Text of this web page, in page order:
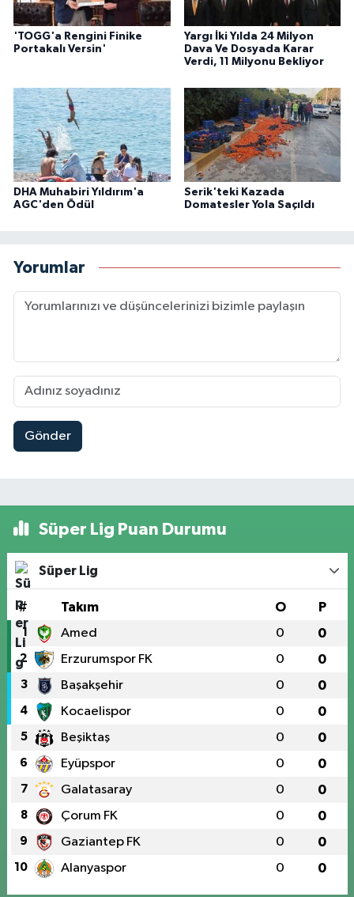
'TOGG'a Rengini Finike
Portakalı Versin'
Yargı İki Yılda 24 Milyon
Dava Ve Dosyada Karar
Verdi, 11 Milyonu Bekliyor
DHA Muhabiri Yıldırım'a
AGC'den Ödül
Serik'teki Kazada
Domatesler Yola Saçıldı
Yorumlar
Gönder
Süper Lig Puan Durumu
Süper Lig
# Takım O P
1 Amed 0 0
2 Erzurumspor FK 0 0
3 Başakşehir 0 0
4 Kocaelispor 0 0
5 Beşiktaş 0 0
6 Eyüpspor 0 0
7 Galatasaray 0 0
8 Çorum FK 0 0
9 Gaziantep FK 0 0
10 Alanyaspor 0 0